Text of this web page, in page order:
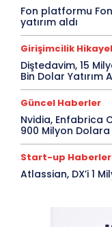
Fon platformu
yatırım aldı
Girişimcilik
Diştedavim, 15
Bin Dolar Yatırım
Güncel Haberler
Nvidia, Enfabrica
900 Milyon
Start-up
Atlassian, DX’i 1